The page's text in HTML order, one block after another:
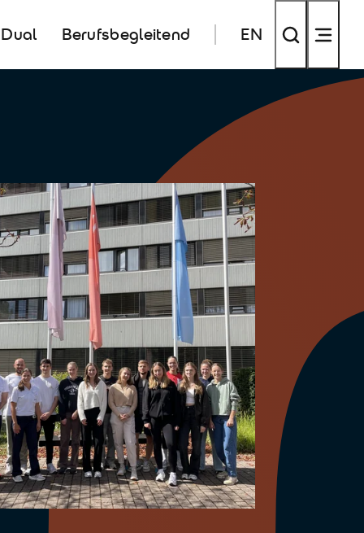
Dual Berufsbegleitend EN